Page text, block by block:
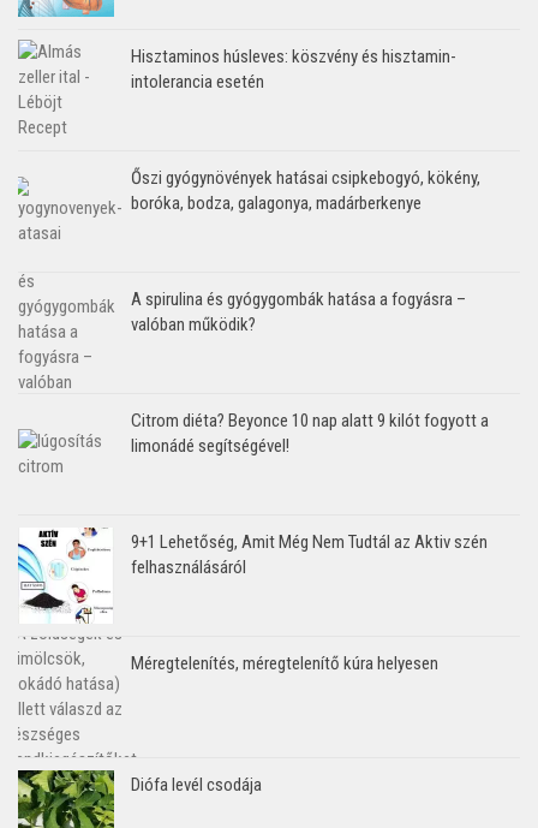
Hisztaminos húsleves: köszvény és hisztamin-
intolerancia esetén
Őszi gyógynövények hatásai csipkebogyó, kökény,
boróka, bodza, galagonya, madárberkenye
A spirulina és gyógygombák hatása a fogyásra –
valóban működik?
Citrom diéta? Beyonce 10 nap alatt 9 kilót fogyott a
limonádé segítségével!
9+1 Lehetőség, Amit Még Nem Tudtál az Aktiv szén
felhasználásáról
Méregtelenítés, méregtelenítő kúra helyesen
Diófa levél csodája